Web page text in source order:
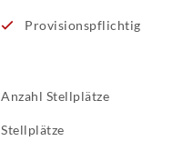
Provisionspflichtig
Anzahl Stellplätze
Stellplätze